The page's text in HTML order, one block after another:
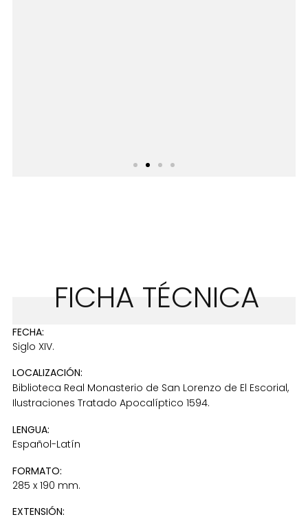
FICHA TÉCNICA
FECHA:
Siglo XIV.
LOCALIZACIÓN:
Biblioteca Real Monasterio de San Lorenzo de El Escorial,
Ilustraciones Tratado Apocalíptico 1594.
LENGUA:
Español-Latín
FORMATO:
285 x 190 mm.
EXTENSIÓN: